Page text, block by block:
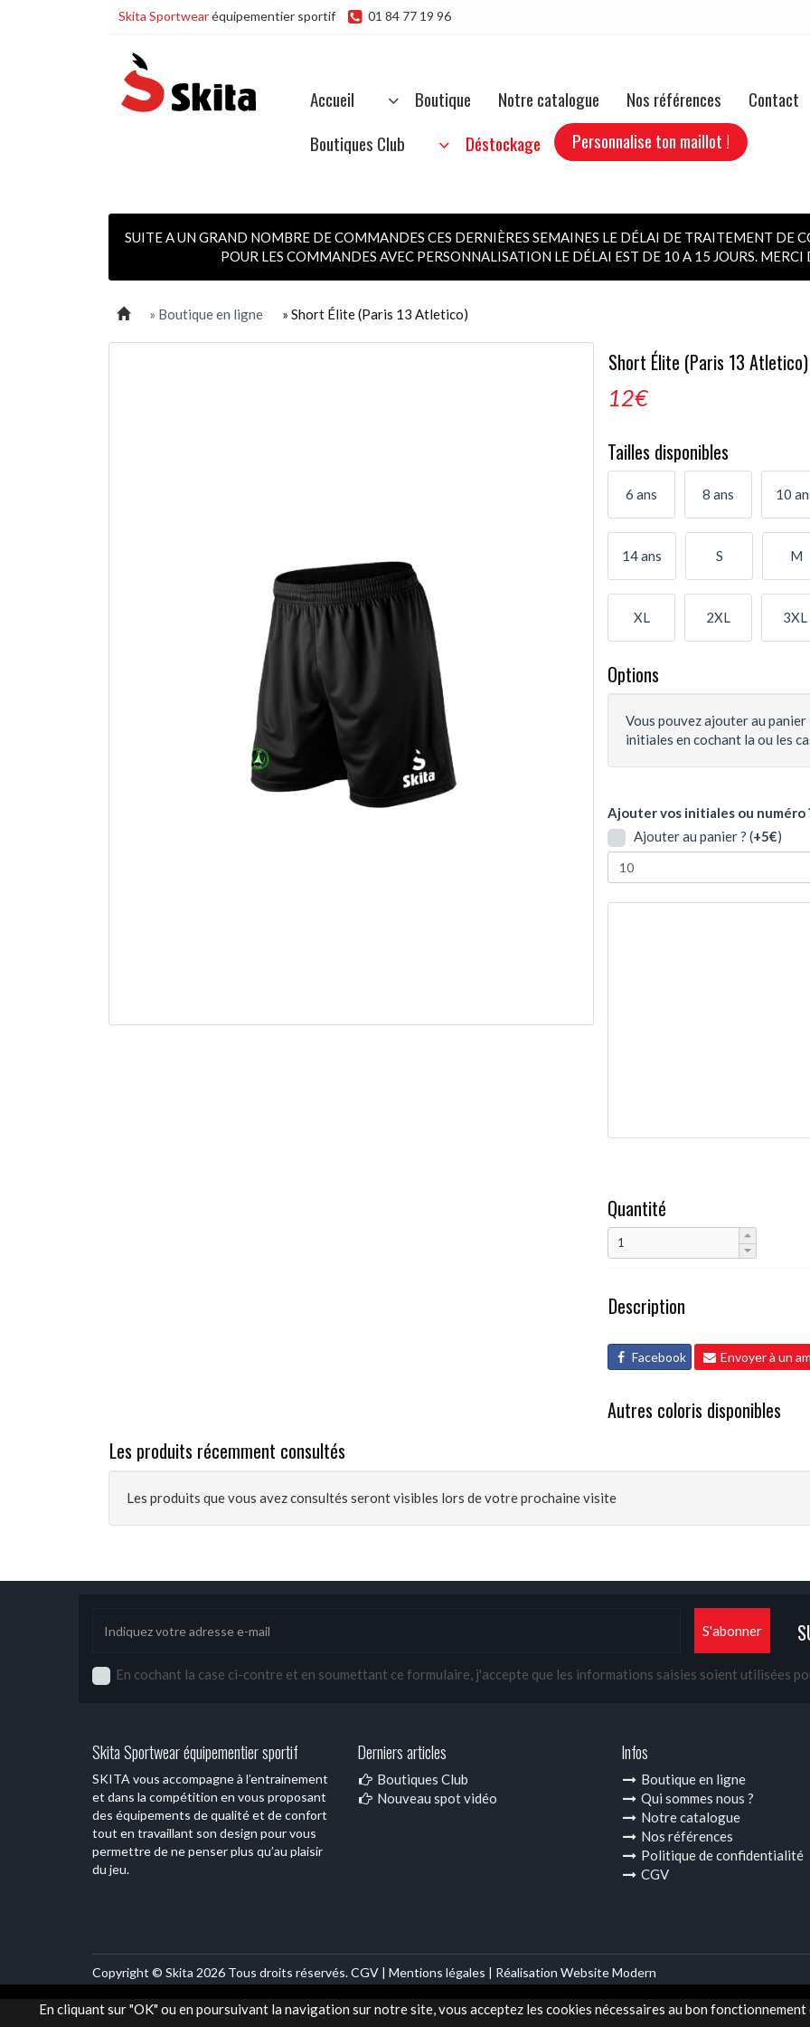
En cliquant sur "OK" ou en poursuivant la navigation sur notre site, vous acceptez les cookies nécessaires au bon
Skita Sportwearéquipementier sportif 01 84 77 19 96
Accueil Boutique Notre catalogue Nos références
Contact
Boutiques Club
Déstockage Personnalise ton maillot !
SUITE A UN GRAND NOMBRE DE COMMANDES CES DERNIÈRES SEMAINES LE DÉLAI DE TRAITEMENT DE
POUR LES COMMANDES AVEC PERSONNALISATION LE DÉLAI EST DE 10 A 15 JOURS.
» Boutique en ligne » Short Élite (Paris 13 Atletico)
Short Élite (Paris 13 Atletico)
12€
Tailles disponibles
6 ans 8 ans 10
14 ans S M
XL 2XL 3XL
Options
Vous pouvez ajouter au
initiales en cochant la ou les
Ajouter vos initiales ou numéro
Ajouter au panier ? (+5€)
Quantité
Description
Facebook Envoyer à un
Autres coloris disponibles
Les produits récemment consultés
Les produits que vous avez consultés seront visibles lors de votre prochaine visite
En cochant la case ci-contre et en soumettant ce formulaire, j'accepte que les informations saisies soient utilisées
Skita Sportwear équipementier sportif
SKITA vous accompagne à l’entrainement
et dans la compétition en vous proposant
des équipements de qualité et de confort
tout en travaillant son design pour vous
permettre de ne penser plus qu’au plaisir
du jeu.
Derniers articles
Boutiques Club
Nouveau spot vidéo
Infos
Boutique en ligne
Qui sommes nous ?
Notre catalogue
Nos références
Politique de confidentialité
CGV
Copyright © Skita 2026 Tous droits réservés.CGV | Mentions légales | Réalisation Website Modern